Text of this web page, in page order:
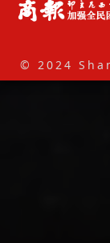
© 2024